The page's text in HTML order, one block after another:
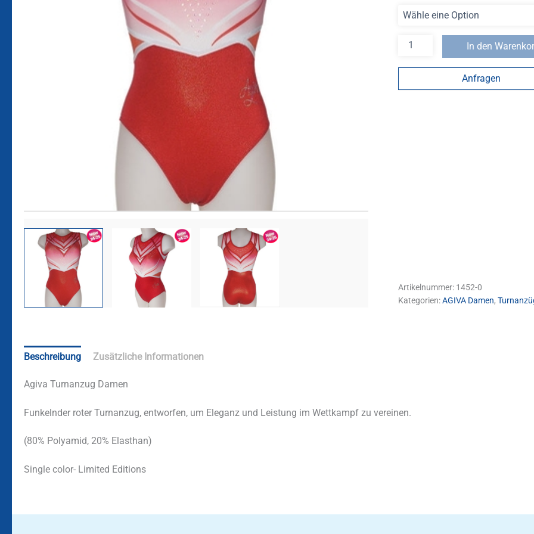
In den
Anfragen
Artikelnummer: 1452-0
Kategorien:AGIVA Damen,
Beschreibung Zusätzliche Informationen
Agiva Turnanzug Damen
Funkelnder roter Turnanzug, entworfen, um Eleganz und Leistung im Wettkampf zu vereinen.
(80% Polyamid, 20% Elasthan)
Single color- Limited Editions